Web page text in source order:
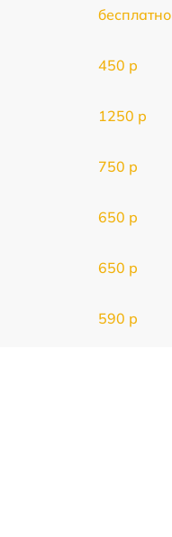
бесплатно
450 р
1250 р
750 р
650 р
650 р
590 р